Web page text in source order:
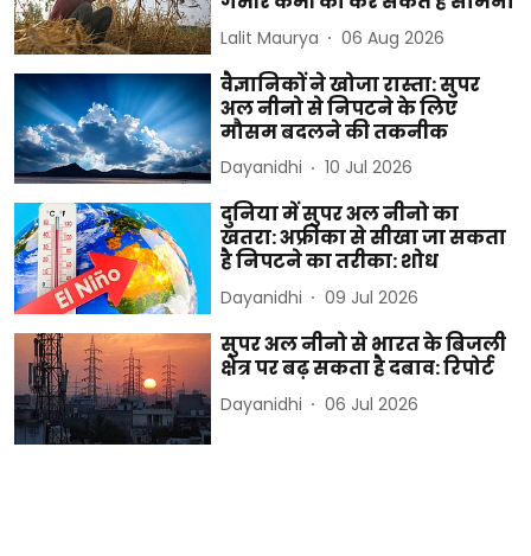
Lalit Maurya 06 Aug 2026
वैज्ञानिकों ने खोजा रास्ता: सुपर
अल नीनो से निपटने के लिए
मौसम बदलने की तकनीक
Dayanidhi 10 Jul 2026
दुनिया में सुपर अल नीनो का
खतरा: अफ्रीका से सीखा जा सकता
है निपटने का तरीका: शोध
Dayanidhi 09 Jul 2026
सुपर अल नीनो से भारत के बिजली
क्षेत्र पर बढ़ सकता है दबाव: रिपोर्ट
Dayanidhi 06 Jul 2026